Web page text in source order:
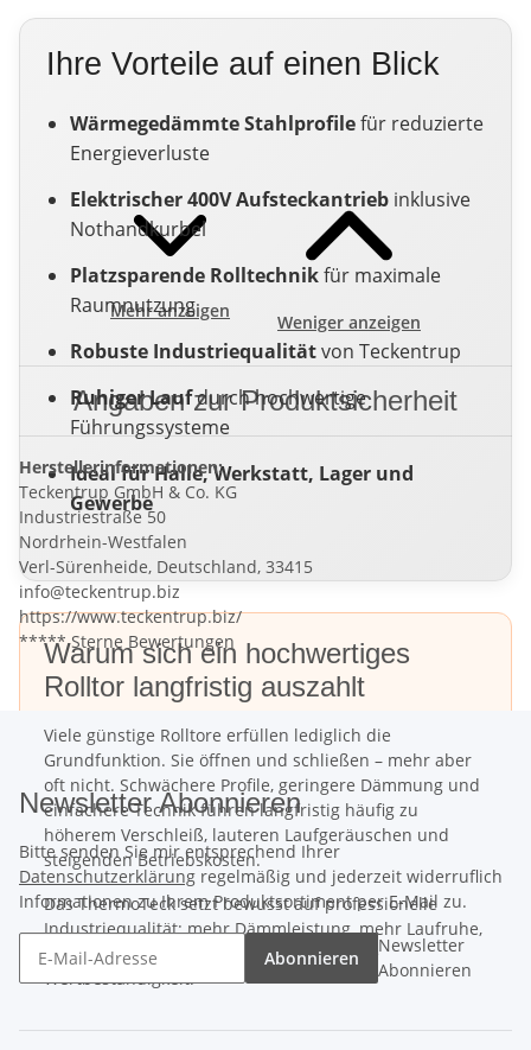
Ihre Vorteile auf einen Blick
Wärmegedämmte Stahlprofilefür reduzierte
Energieverluste
Elektrischer 400V Aufsteckantrieb inklusive
Nothandkurbel
Platzsparende Rolltechnikfür maximale
Raumnutzung
Robuste Industriequalitätvon Teckentrup
Ruhiger Laufdurch hochwertige
Führungssysteme
Ideal für Halle, Werkstatt, Lager und
Gewerbe
Warum sich ein hochwertiges
Rolltor langfristig auszahlt
Viele günstige Rolltore erfüllen lediglich die
Grundfunktion. Sie öffnen und schließen – mehr aber
oft nicht. Schwächere Profile, geringere Dämmung und
einfachere Technik führen langfristig häufig zu
höherem Verschleiß, lauteren Laufgeräuschen und
steigenden Betriebskosten.
Das ThermoTeck setzt bewusst auf professionelle
Industriequalität: mehr Dämmleistung, mehr Laufruhe,
mehr Sicherheit und eine deutlich höhere
Wertbeständigkeit.
Mehr anzeigen
Weniger anzeigen
Angaben zur Produktsicherheit
Herstellerinformationen:
Teckentrup GmbH & Co. KG
Industriestraße 50
Nordrhein-Westfalen
Verl-Sürenheide, Deutschland, 33415
info@teckentrup.biz
https://www.teckentrup.biz/
***** Sterne Bewertungen
Newsletter Abonnieren
Bitte senden Sie mir entsprechend Ihrer
Datenschutzerklärung regelmäßig und jederzeit widerruflich
Informationen zu Ihrem Produktsortiment per E-Mail zu.
Abonnieren
Newsletter
Abonnieren